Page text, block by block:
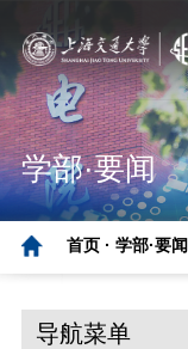
学部·要闻
首页 · 学部·要闻
导航菜单